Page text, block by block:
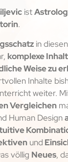
ist
.
in
komplexe
Weise zu
Inhalte
weiter.
Vergleichen
Human Design
und
völlig Neues,